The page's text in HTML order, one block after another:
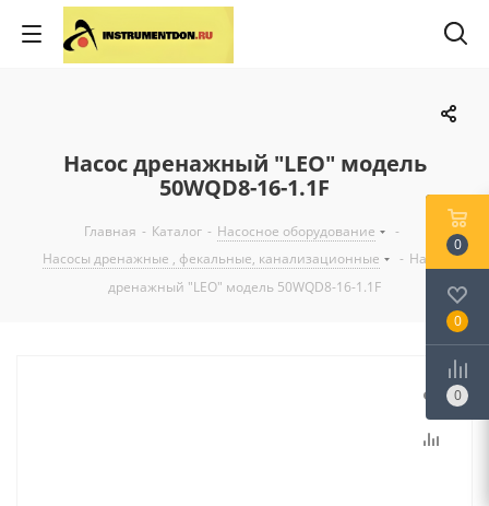
Насос дренажный "LEO" модель
50WQD8-16-1.1F
Главная - Каталог - Насосное оборудование
-
Насосы дренажные , фекальные, канализационные
- Насос
дренажный "LEO" модель 50WQD8-16-1.1F
0
0
0